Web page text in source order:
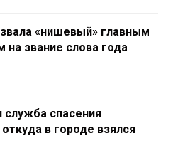
«нишевый» главным
на звание слова года
служба спасения
в городе взялся